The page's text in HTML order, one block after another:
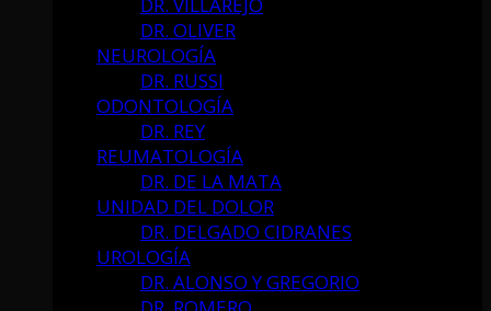
DR. OLIVER
NEUROLOGÍA
DR. RUSSI
ODONTOLOGÍA
DR. REY
REUMATOLOGÍA
DR. DE LA MATA
UNIDAD DEL DOLOR
DR. DELGADO CIDRANES
UROLOGÍA
DR. ALONSO Y GREGORIO